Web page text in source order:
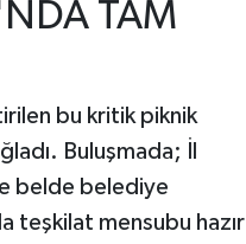
TAM
bu kritik piknik
Buluşmada; İl
belde belediye
teşkilat mensubu hazır